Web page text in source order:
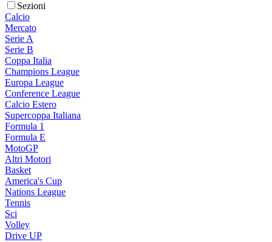
Sezioni
Calcio
Mercato
Serie A
Serie B
Coppa Italia
Champions League
Europa League
Conference League
Calcio Estero
Supercoppa Italiana
Formula 1
Formula E
MotoGP
Altri Motori
Basket
America's Cup
Nations League
Tennis
Sci
Volley
Drive UP